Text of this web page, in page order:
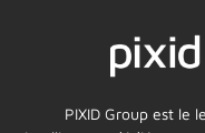
PIXID Group est le